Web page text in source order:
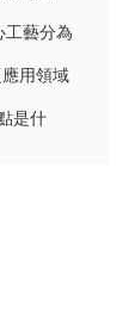
工藝分為
用領域
是什